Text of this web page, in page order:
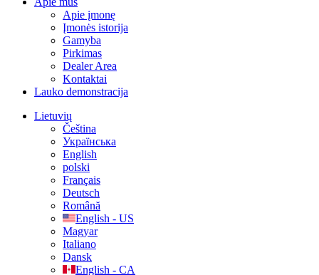
Apie įmonę
Įmonės istorija
Gamyba
Pirkimas
Dealer Area
Kontaktai
Lauko demonstracija
Lietuvių
Čeština
Українська
English
polski
Français
Deutsch
Română
English - US
Magyar
Italiano
Dansk
English - CA